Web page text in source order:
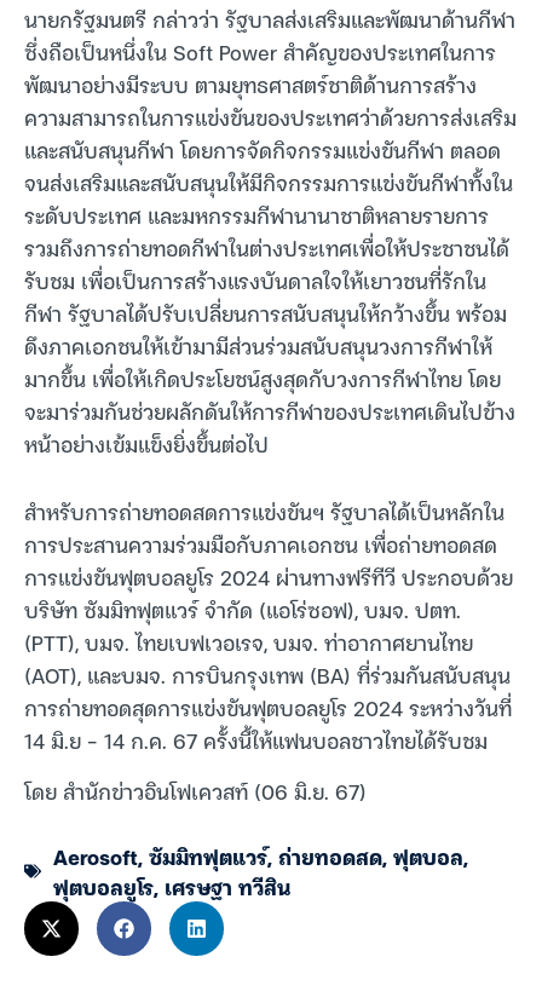
นายกรัฐมนตรี กล่าวว่า รัฐบาลส่งเสริมและพัฒนาด้านกีฬา
ซึ่งถือเป็นหนึ่งใน Soft Power สำคัญของประเทศในการ
พัฒนาอย่างมีระบบ ตามยุทธศาสตร์ชาติด้านการสร้าง
ความสามารถในการแข่งขันของประเทศว่าด้วยการส่งเสริม
และสนับสนุนกีฬา โดยการจัดกิจกรรมแข่งขันกีฬา ตลอด
จนส่งเสริมและสนับสนุนให้มีกิจกรรมการแข่งขันกีฬาทั้งใน
ระดับประเทศ และมหกรรมกีฬานานาชาติหลายรายการ
รวมถึงการถ่ายทอดกีฬาในต่างประเทศเพื่อให้ประชาชนได้
รับชม เพื่อเป็นการสร้างแรงบันดาลใจให้เยาวชนที่รักใน
กีฬา รัฐบาลได้ปรับเปลี่ยนการสนับสนุนให้กว้างขึ้น พร้อม
ดึงภาคเอกชนให้เข้ามามีส่วนร่วมสนับสนุนวงการกีฬาให้
มากขึ้น เพื่อให้เกิดประโยชน์สูงสุดกับวงการกีฬาไทย โดย
จะมาร่วมกันช่วยผลักดันให้การกีฬาของประเทศเดินไปข้าง
หน้าอย่างเข้มแข็งยิ่งขึ้นต่อไป
สำหรับการถ่ายทอดสดการแข่งขันฯ รัฐบาลได้เป็นหลักใน
การประสานความร่วมมือกับภาคเอกชน เพื่อถ่ายทอดสด
การแข่งขันฟุตบอลยูโร 2024 ผ่านทางฟรีทีวี ประกอบด้วย
บริษัท ซัมมิทฟุตแวร์ จำกัด (แอโร่ซอฟ), บมจ. ปตท.
(PTT), บมจ. ไทยเบฟเวอเรจ, บมจ. ท่าอากาศยานไทย
(AOT), และบมจ. การบินกรุงเทพ (BA) ที่ร่วมกันสนับสนุน
การถ่ายทอดสุดการแข่งขันฟุตบอลยูโร 2024 ระหว่างวันที่
14 มิ.ย – 14 ก.ค. 67 ครั้งนี้ให้แฟนบอลชาวไทยได้รับชม
โดย สำนักข่าวอินโฟเควสท์ (06 มิ.ย. 67)
Aerosoft,ซัมมิทฟุตแวร์,ถ่ายทอดสด,ฟุตบอล,
ฟุตบอลยูโร, เศรษฐา ทวีสิน